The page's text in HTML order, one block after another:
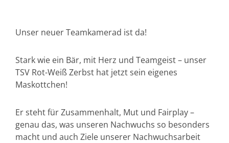
Unser neuer Teamkamerad ist da!
Stark wie ein Bär, mit Herz und Teamgeist – unser
TSV Rot-Weiß Zerbst hat jetzt sein eigenes
Maskottchen!
Er steht für Zusammenhalt, Mut und Fairplay –
genau das, was unseren Nachwuchs so besonders
macht und auch Ziele unserer Nachwuchsarbeit